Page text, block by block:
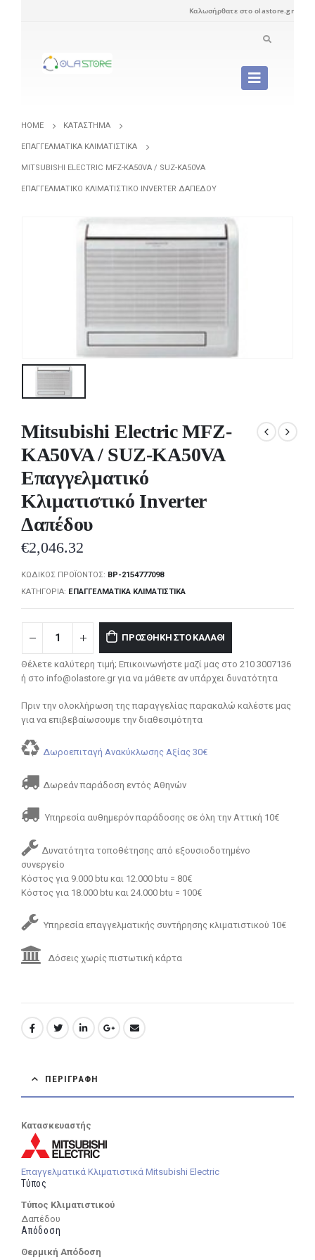
Καλωσήρθατε στο olastore.gr
HOME ΚΑΤΆΣΤΗΜΑ
ΕΠΑΓΓΕΛΜΑΤΙΚΆ ΚΛΙΜΑΤΙΣΤΙΚΆ
MITSUBISHI ELECTRIC MFZ-KA50VA / SUZ-KA50VA
ΕΠΑΓΓΕΛΜΑΤΙΚΌ ΚΛΙΜΑΤΙΣΤΙΚΌ INVERTER ΔΑΠΈΔΟΥ
Mitsubishi Electric MFZ-
KA50VA / SUZ-KA50VA
Επαγγελματικό
Κλιματιστικό Inverter
Δαπέδου
€2,046.32
ΚΩΔΙΚΌΣ ΠΡΟΪΌΝΤΟΣ: BP-2154777098
ΚΑΤΗΓΟΡΊΑ: ΕΠΑΓΓΕΛΜΑΤΙΚΆ ΚΛΙΜΑΤΙΣΤΙΚΆ
ΠΡΟΣΘΉΚΗ ΣΤΟ ΚΑΛΆΘΙ
Θέλετε καλύτερη τιμή; Επικοινωνήστε μαζί μας στο 210 3007136
ή στο info@olastore.gr για να μάθετε αν υπάρχει δυνατότητα
Πριν την ολοκλήρωση της παραγγελίας παρακαλώ καλέστε μας
για να επιβεβαίωσουμε την διαθεσιμότητα
Δωροεπιταγή Ανακύκλωσης Αξίας 30€
Δωρεάν παράδοση εντός Αθηνών
Υπηρεσία αυθημερόν παράδοσης σε όλη την Αττική 10€
Δυνατότητα τοποθέτησης από εξουσιοδοτημένο
συνεργείο
Κόστος για 9.000 btu και 12.000 btu = 80€
Κόστος για 18.000 btu και 24.000 btu = 100€
Υπηρεσία επαγγελματικής συντήρησης κλιματιστικού 10€
Δόσεις χωρίς πιστωτική κάρτα
ΠΕΡΙΓΡΑΦΉ
Κατασκευαστής
Επαγγελματικά Κλιματιστικά Mitsubishi Electric
Τύπος
Τύπος Κλιματιστικού
Δαπέδου
Απόδοση
Θερμική Απόδοση